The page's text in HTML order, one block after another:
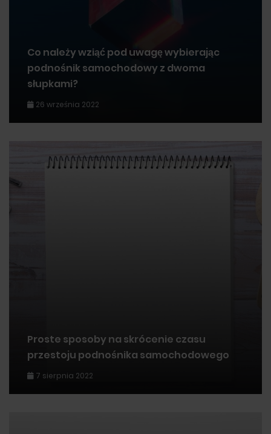
Co należy wziąć pod uwagę wybierając
podnośnik samochodowy z dwoma
słupkami?
26 września 2022
Proste sposoby na skrócenie czasu
przestoju podnośnika samochodowego
7 sierpnia 2022